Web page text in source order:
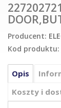
Producent:
Kod produktu:
Opis
Koszty i